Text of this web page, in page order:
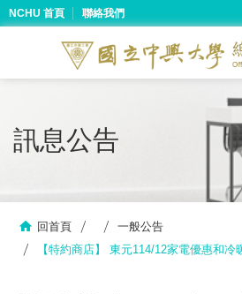
NCHU 首頁 聯絡我們
訊息公告
回首頁
一般公告
【特約商店】 東元114/12家電優惠和冷